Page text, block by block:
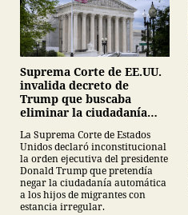
Suprema Corte de EE.UU.
invalida decreto de
Trump que buscaba
eliminar la ciudadanía
La Suprema Corte de Estados
Unidos declaró inconstitucional
la orden ejecutiva del presidente
Donald Trump que pretendía
negar la ciudadanía automática
a los hijos de migrantes con
estancia irregular.